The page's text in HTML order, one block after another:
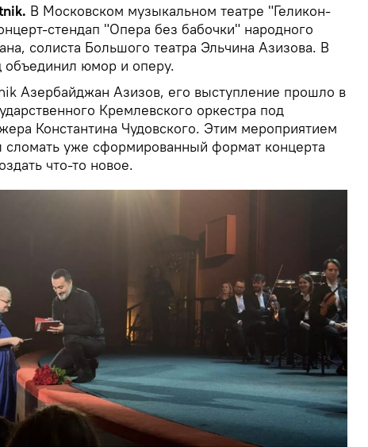
В Московском музыкальном театре "Геликон-
стендап "Опера без бабочки" народного
солиста Большого театра Эльчина Азизова. В
юмор и оперу.
Азербайджан Азизов, его выступление прошло в
Кремлевского оркестра под
Константина Чудовского. Этим мероприятием
сломать уже сформированный формат концерта
что-то новое.